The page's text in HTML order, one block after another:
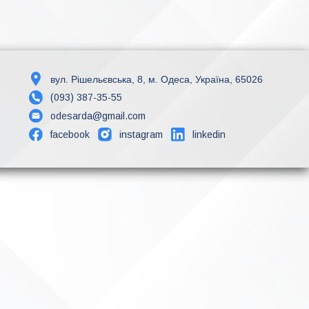
вул. Рішельєвська, 8, м. Одеса, Україна, 65026
(093) 387-35-55
odesarda@gmail.com
facebook
instagram linkedin